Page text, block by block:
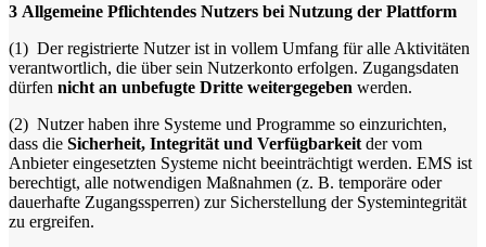
3 Allgemeine Pflichtendes Nutzers bei Nutzung der Plattform
(1) Der registrierte Nutzer ist in vollem Umfang für alle Aktivitäten
verantwortlich, die über sein Nutzerkonto erfolgen. Zugangsdaten
dürfen nicht an unbefugte Dritte weitergegeben werden.
(2) Nutzer haben ihre Systeme und Programme so einzurichten,
dass die Sicherheit, Integrität und Verfügbarkeit der vom
Anbieter eingesetzten Systeme nicht beeinträchtigt werden. EMS ist
berechtigt, alle notwendigen Maßnahmen (z. B. temporäre oder
dauerhafte Zugangssperren) zur Sicherstellung der Systemintegrität
zu ergreifen.